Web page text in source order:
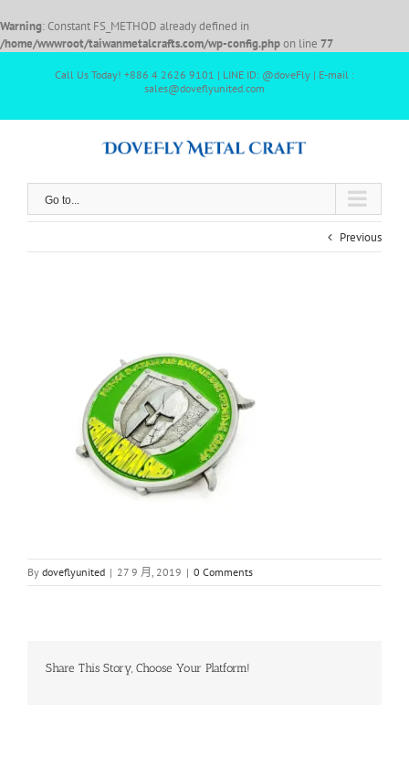
Warning: Constant FS_METHOD already defined in
/home/wwwroot/taiwanmetalcrafts.com/wp-config.phpon line 77
Call Us Today! +886 4 2626 9101 | LINE ID: @doveFly | E-mail :
sales@doveflyunited.com
Go to...
Previous
By doveflyunited | 27 9 月, 2019 | 0 Comments
Share This Story, Choose Your Platform!